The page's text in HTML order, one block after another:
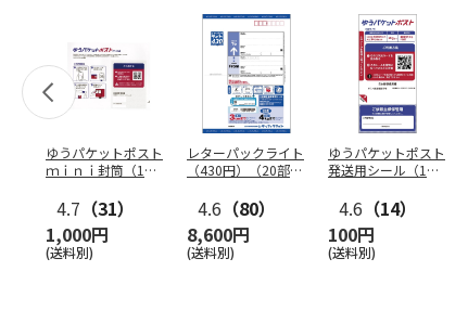
ゆうパケットポスト
ｍｉｎｉ封筒（1個
4.7 （31）
1,000円
(送料別)
レターパックライト
（430円）（20部セ
4.6 （80）
8,600円
(送料別)
ゆうパケットポスト
発送用シール（1個
4.6 （14）
100円
(送料別)